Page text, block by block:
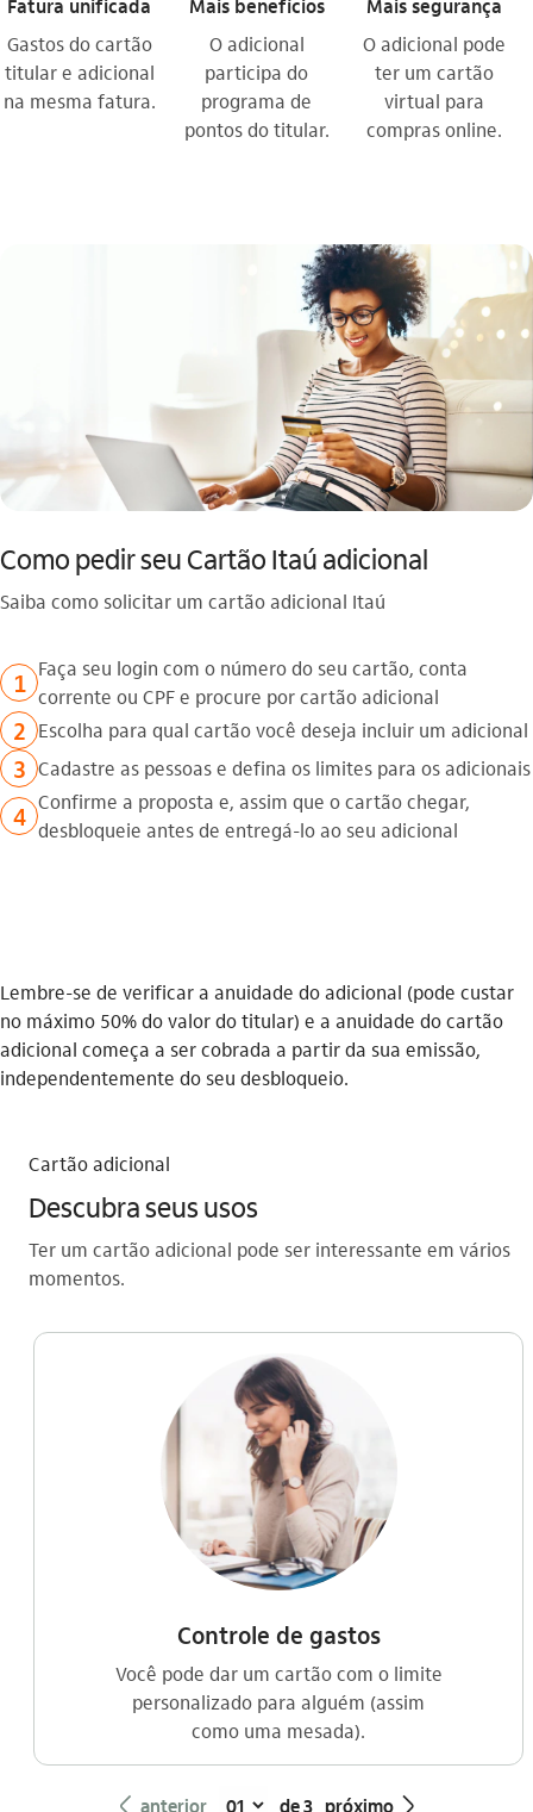
Fatura unificada
Gastos do cartão
titular e adicional
na mesma fatura.
Mais benefícios
O adicional
participa do
programa de
pontos do titular.
Mais segurança
O adicional pode
ter um cartão
virtual para
compras online.
Como pedir seu Cartão Itaú adicional
Saiba como solicitar um cartão adicional Itaú
1 Faça seu login com o número do seu cartão, conta
corrente ou CPF e procure por cartão adicional
2 Escolha para qual cartão você deseja incluir um adicional
3 Cadastre as pessoas e defina os limites para os adicionais
4 Confirme a proposta e, assim que o cartão chegar,
desbloqueie antes de entregá-lo ao seu adicional
Lembre-se de verificar a anuidade do adicional (pode custar
no máximo 50% do valor do titular) e a anuidade do cartão
adicional começa a ser cobrada a partir da sua emissão,
independentemente do seu desbloqueio.
Cartão adicional
Descubra seus usos
Ter um cartão adicional pode ser interessante em vários
momentos.
Controle de gastos
Você pode dar um cartão com o limite
personalizado para alguém (assim
como uma mesada).
seta_esquerda anterior de 3 próximo seta_direita